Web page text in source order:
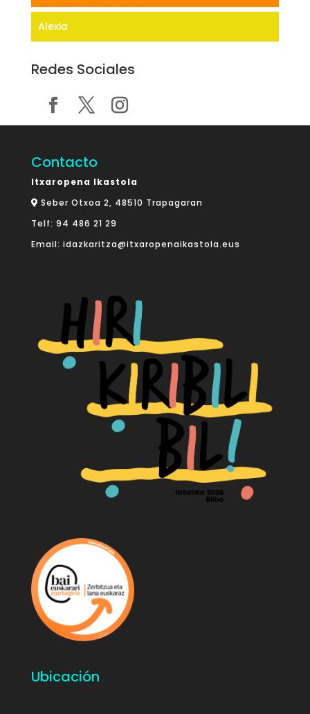
Alexia
Redes Sociales
Contacto
Itxaropena Ikastola
Seber Otxoa 2, 48510 Trapagaran
Telf: 94 486 21 29
Email: idazkaritza@itxaropenaikastola.eus
Ubicación